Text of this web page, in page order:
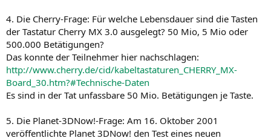
4. Die Cherry-Frage: Für welche Lebensdauer sind die Tasten
der Tastatur Cherry MX 3.0 ausgelegt? 50 Mio, 5 Mio oder
500.000 Betätigungen?
Das konnte der Teilnehmer hier nachschlagen:
http://www.cherry.de/cid/kabeltastaturen_CHERRY_MX-
Board_30.htm?#Technische-Daten
Es sind in der Tat unfassbare 50 Mio. Betätigungen je Taste.
5. Die Planet-3DNow!-Frage: Am 16. Oktober 2001
veröffentlichte Planet 3DNow! den Test eines neuen